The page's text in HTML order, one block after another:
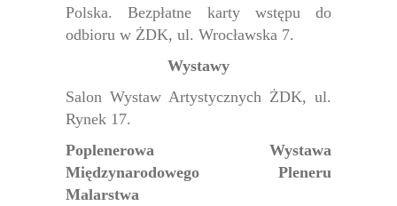
Polska. Bezpłatne karty wstępu do
odbioru w ŻDK, ul. Wrocławska 7.
Wystawy
Salon Wystaw Artystycznych ŻDK, ul.
Rynek 17.
Poplenerowa Wystawa
Międzynarodowego Pleneru
Malarstwa